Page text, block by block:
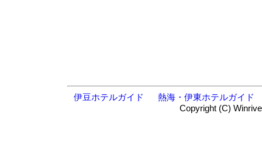
伊豆ホテルガイド
熱海・伊東ホテルガイド
Copyright (C)